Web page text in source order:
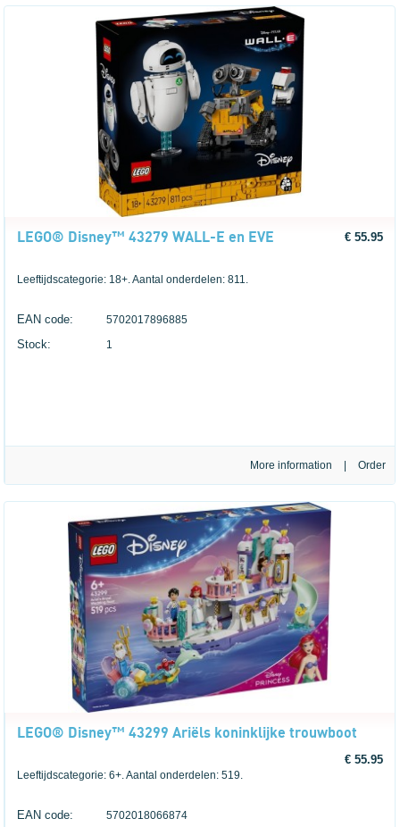
LEGO® Disney™ 43279 WALL-E en EVE € 55.95
Leeftijdscategorie: 18+. Aantal onderdelen: 811.
EAN code: 5702017896885
Stock: 1
More information
LEGO® Disney™ 43299 Ariëls koninklijke trouwboot
€ 55.95
Leeftijdscategorie: 6+. Aantal onderdelen: 519.
EAN code: 5702018066874